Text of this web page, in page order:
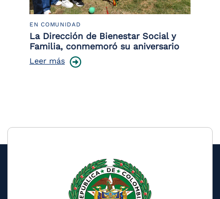
EN COMUNIDAD
La Dirección de Bienestar Social y
Familia, conmemoró su aniversario
Leer más